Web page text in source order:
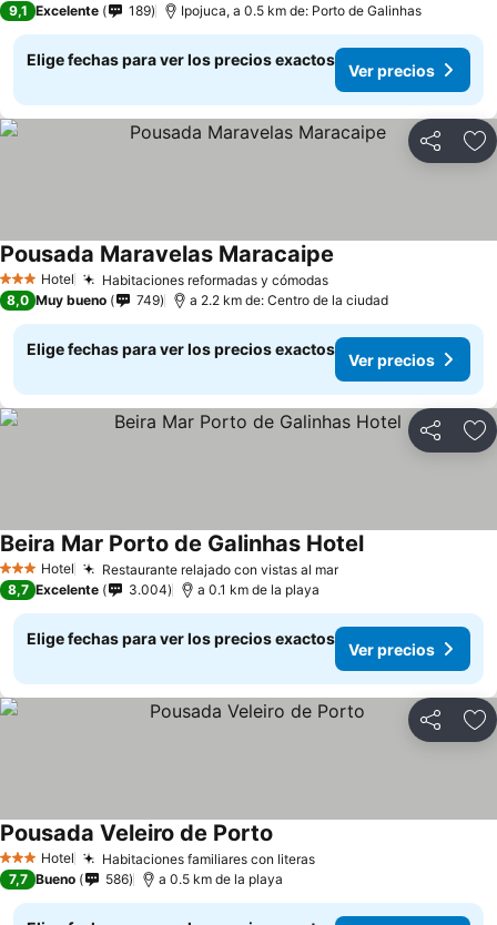
9,1 Excelente 189 Ipojuca, a 0.5 km de: Porto de Galinhas
Elige fechas para ver los precios exactos
Ver precios
Compartir
3 Estrellas
Hotel Habitaciones reformadas y cómodas
Pousada Maravelas Maracaipe
8,0 Muy bueno 749 a 2.2 km de: Centro de la ciudad
Elige fechas para ver los precios exactos
Ver precios
Compartir
3 Estrellas
Hotel Restaurante relajado con vistas al mar
Beira Mar Porto de Galinhas Hotel
8,7 Excelente 3.004 a 0.1 km de la playa
Elige fechas para ver los precios exactos
Ver precios
Compartir
3 Estrellas
Hotel Habitaciones familiares con literas
Pousada Veleiro de Porto
7,7 Bueno 586 a 0.5 km de la playa